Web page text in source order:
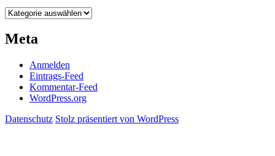
Kategorien
Meta
Anmelden
Eintrags-Feed
Kommentar-Feed
WordPress.org
Datenschutz Stolz präsentiert von WordPress